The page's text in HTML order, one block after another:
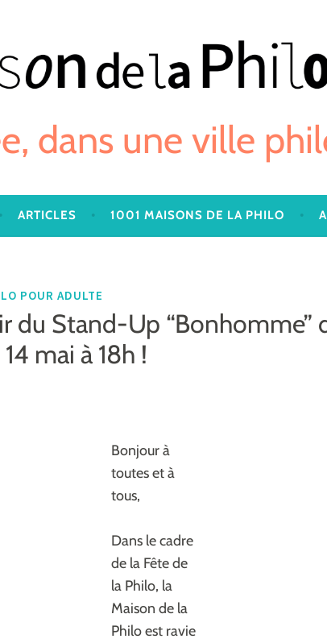
dans une ville
ARTICLES 1001 MAISONS DE LA PHILO
POUR ADULTE
du Stand-Up “Bonhomme”
mai à 18h !
Bonjour à
toutes et à
tous,
Dans le cadre
de la Fête de
la Philo, la
Maison de la
Philo est ravie